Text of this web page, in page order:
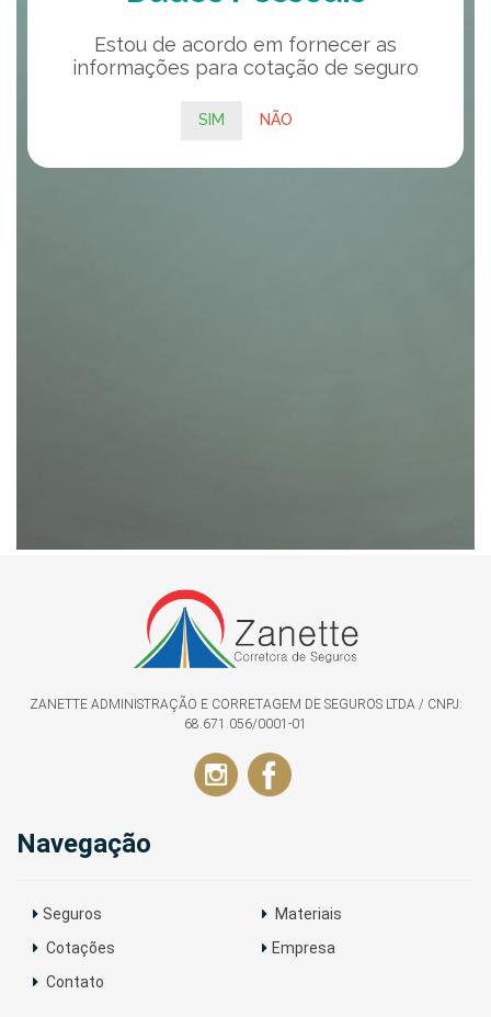
ZANETTE ADMINISTRAÇÃO E CORRETAGEM DE SEGUROS LTDA / CNPJ:
68.671.056/0001-01
Navegação
Seguros
Cotações
Contato
Materiais
Empresa